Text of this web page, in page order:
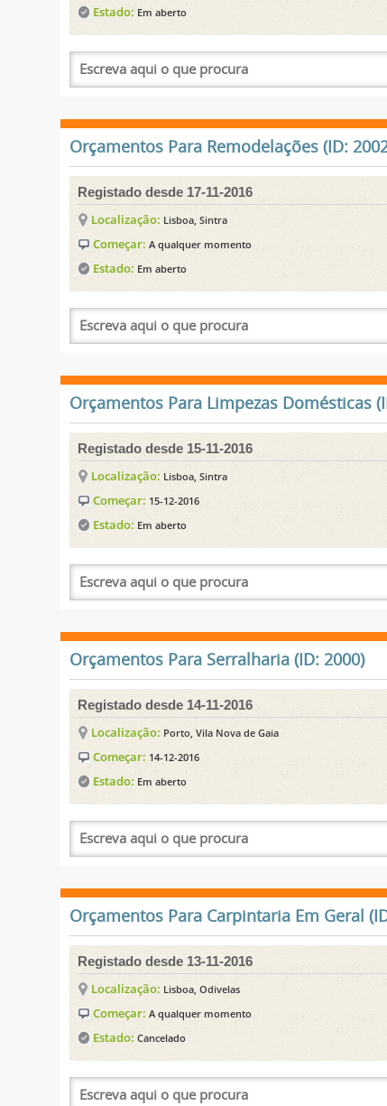
Estado: Em aberto
Orçamentos Para Remodelações (ID:
Registado desde 17-11-2016
Localização: Lisboa, Sintra
Começar:A qualquer momento
Estado: Em aberto
Orçamentos Para Limpezas Domésticas
Registado desde 15-11-2016
Localização: Lisboa, Sintra
Começar: 15-12-2016
Estado: Em aberto
Orçamentos Para Serralharia (ID: 2000)
Registado desde 14-11-2016
Localização: Porto, Vila Nova de Gaia
Começar: 14-12-2016
Estado: Em aberto
Orçamentos Para Carpintaria Em Geral
Registado desde 13-11-2016
Localização: Lisboa, Odivelas
Começar:A qualquer momento
Estado:Cancelado